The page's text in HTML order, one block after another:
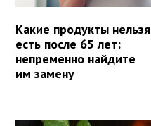
Какие продукты нельзя
есть после 65 лет:
непременно найдите
им замену